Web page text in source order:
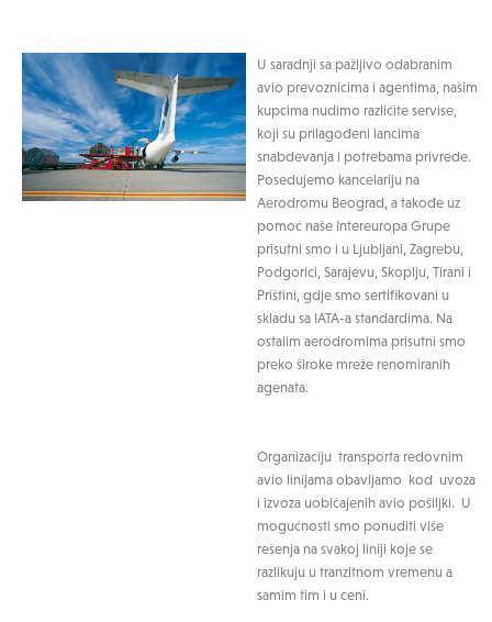
U saradnji sa pažljivo odabranim
avio prevoznicima i agentima, našim
kupcima nudimo različite servise,
koji su prilagođeni lancima
snabdevanja i potrebama privrede.
Posedujemo kancelariju na
Aerodromu Beograd, a takođe uz
pomoć naše Intereuropa Grupe
prisutni smo i u Ljubljani, Zagrebu,
Podgorici, Sarajevu, Skoplju, Tirani i
Prištini, gdje smo sertifikovani u
skladu sa IATA-a standardima. Na
ostalim aerodromima prisutni smo
preko široke mreže renomiranih
agenata.
Organizaciju transporta redovnim
avio linijama obavljamo kod uvoza
i izvoza uobičajenih avio pošiljki. U
mogućnosti smo ponuditi više
rešenja na svakoj liniji koje se
razlikuju u tranzitnom vremenu a
samim tim i u ceni.